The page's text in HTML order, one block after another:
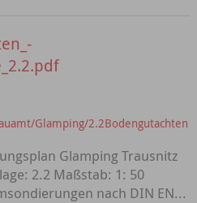
Glamping/2.2Bodengutachten
Glamping Trausnitz
2.2 Maßstab: 1: 50
nach DIN EN...